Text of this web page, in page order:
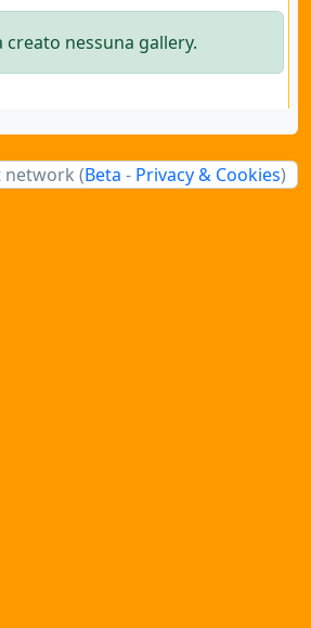
creato nessuna gallery.
network (Beta - Privacy & Cookies)